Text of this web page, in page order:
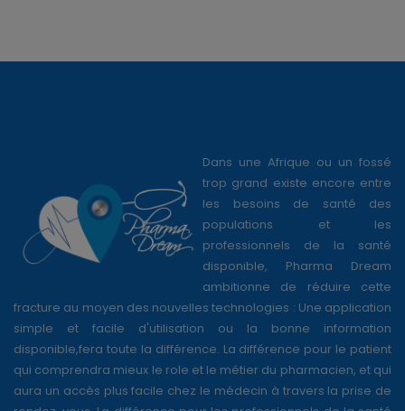
Dans une Afrique ou un fossé
trop grand existe encore entre
les besoins de santé des
populations et les
professionnels de la santé
disponible, Pharma Dream
ambitionne de réduire cette
fracture au moyen des nouvelles technologies : Une application
simple et facile d'utilisation ou la bonne information
disponible,fera toute la différence. La différence pour le patient
qui comprendra mieux le role et le métier du pharmacien, et qui
aura un accès plus facile chez le médecin à travers la prise de